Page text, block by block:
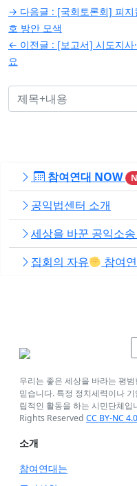
글
탐
색
→ 다음글 : [국회토론회] 피
호 방안 모색
← 이전글 : [보고서] 시도지
요
참여연대 NOW
공익법센터 소개
세상을 바꾼 공익소
집회의 자유
참여
우리는 좋은 세상을 바라는 평
믿습니다. 특정 정치세력이나
립적인 활동을 하는 시민단체
Rights Reserved CC BY-NC 4.0
소개
참여연대는